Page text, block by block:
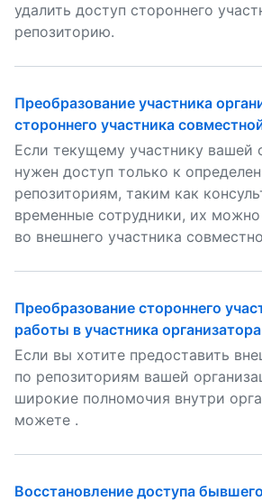
удалить доступ стороннего
репозиторию.
Преобразование участника
стороннего участника
Если текущему участнику вашей
нужен доступ только к
репозиториям, таким как
временные сотрудники, их можно
во внешнего участника
Преобразование стороннего
работы в участника организатора
Если вы хотите предоставить
по репозиториям вашей
широкие полномочия внутри
можете .
Восстановление доступа